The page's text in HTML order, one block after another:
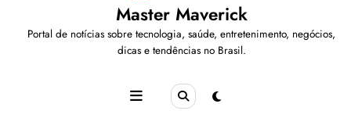
Master Maverick
Portal de notícias sobre tecnologia, saúde, entretenimento, negócios,
dicas e tendências no Brasil.